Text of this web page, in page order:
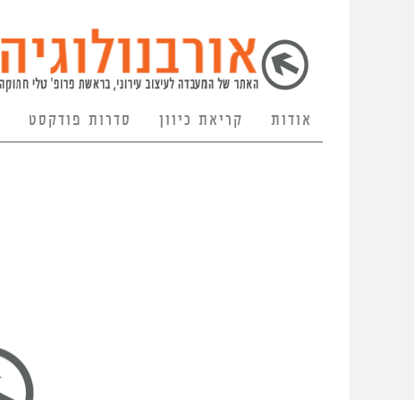
אודות קריאת כיוון סדרות פודקסט